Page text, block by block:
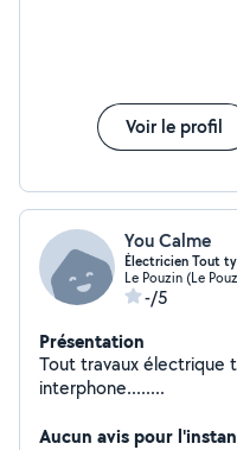
Voir le profil
You Calme
Électricien Tout
Le Pouzin (Le
-/5
Présentation
Tout travaux électrique
interphone........
Aucun avis pour